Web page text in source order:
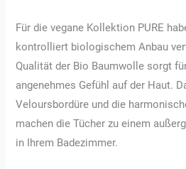
Für die vegane Kollektion PURE
kontrolliert biologischem Anbau
Qualität der Bio Baumwolle sorgt
angenehmes Gefühl auf der Haut.
Veloursbordüre und die
machen die Tücher zu einem
in Ihrem Badezimmer.